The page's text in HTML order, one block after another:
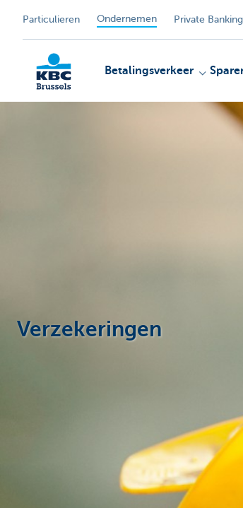
Particulieren Ondernemen Private Banking
Betalingsverkeer
Verzekeringen